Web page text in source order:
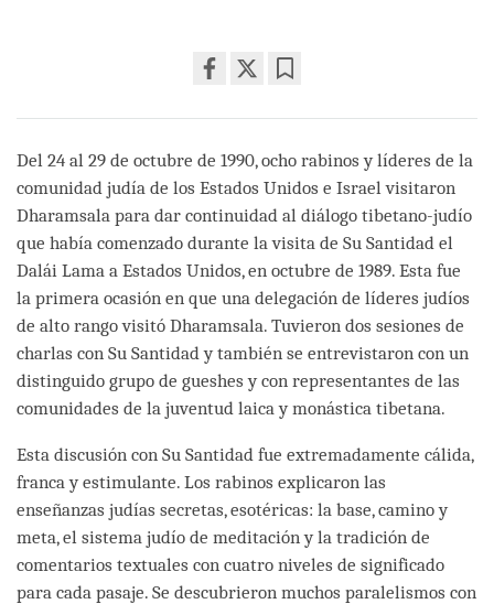
on
facebook
Del 24 al 29 de octubre de 1990, ocho rabinos y líderes de la
comunidad judía de los Estados Unidos e Israel visitaron
Dharamsala para dar continuidad al diálogo tibetano-judío
que había comenzado durante la visita de Su Santidad el
Dalái Lama a Estados Unidos, en octubre de 1989. Esta fue
la primera ocasión en que una delegación de líderes judíos
de alto rango visitó Dharamsala. Tuvieron dos sesiones de
charlas con Su Santidad y también se entrevistaron con un
distinguido grupo de gueshes y con representantes de las
comunidades de la juventud laica y monástica tibetana.
Esta discusión con Su Santidad fue extremadamente cálida,
franca y estimulante. Los rabinos explicaron las
enseñanzas judías secretas, esotéricas: la base, camino y
meta, el sistema judío de meditación y la tradición de
comentarios textuales con cuatro niveles de significado
para cada pasaje. Se descubrieron muchos paralelismos con